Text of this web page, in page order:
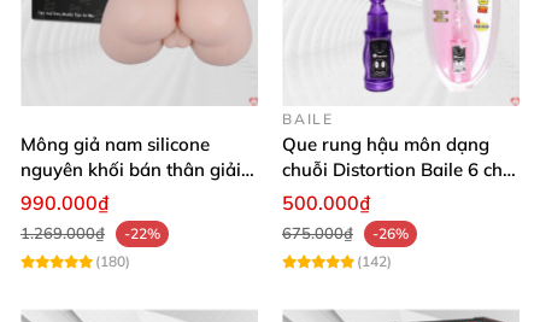
- Tránh dùng chung đồ chơi nếu bạn chưa nắm được
Mông giả nam silicone
nguyên khối bán thân giải
tỏa sinh lý cho nam giới
990.000₫
1.269.000₫
-22%
(180)
BAILE
Que rung hậu môn dạng
chuỗi Distortion Baile 6 chế
độ massage mạnh mẽ kích
500.000₫
675.000₫
-26%
(142)